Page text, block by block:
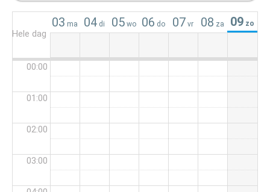
03 ma 04 di 05 wo 06 do 07 vr 08 za 09 zo
Hele dag
00:00
01:00
02:00
03:00